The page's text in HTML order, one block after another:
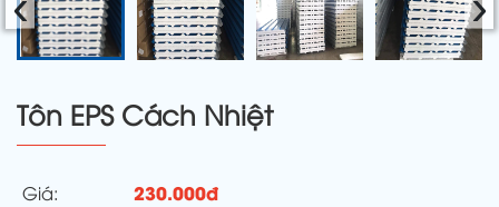
Tôn EPS Cách Nhiệt
Giá: 230.000đ